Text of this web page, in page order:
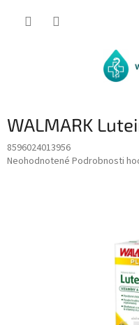
WALMARK
8596024013956
Priemerné
Neohodnotené Podrobnosti